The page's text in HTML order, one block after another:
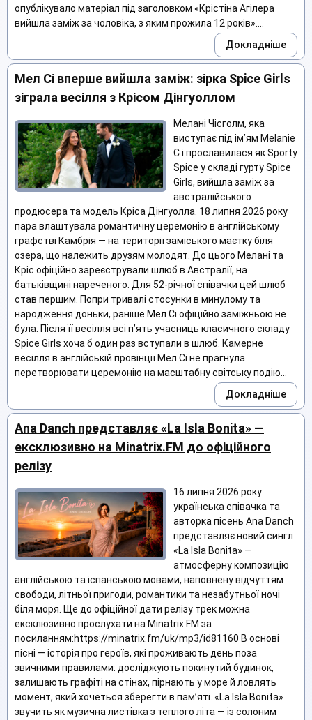
опублікувало матеріал під заголовком «Крістіна Агілера
вийшла заміж за чоловіка, з яким прожила 12 років»....
Докладніше
Мел Сі вперше вийшла заміж: зірка Spice Girls
зіграла весілля з Крісом Дінгуоллом
Мелані Чісголм, яка
виступає під ім’ям Melanie
C і прославилася як Sporty
Spice у складі гурту Spice
Girls, вийшла заміж за
австралійського
продюсера та модель Кріса Дінгуолла. 18 липня 2026 року
пара влаштувала романтичну церемонію в англійському
графстві Камбрія — на території заміського маєтку біля
озера, що належить друзям молодят. До цього Мелані та
Кріс офіційно зареєстрували шлюб в Австралії, на
батьківщині нареченого. Для 52-річної співачки цей шлюб
став першим. Попри тривалі стосунки в минулому та
народження доньки, раніше Мел Сі офіційно заміжньою не
була. Після її весілля всі п’ять учасниць класичного складу
Spice Girls хоча б один раз вступали в шлюб. Камерне
весілля в англійській провінції Мел Сі не прагнула
перетворювати церемонію на масштабну світську подію...
Докладніше
Ana Danch представляє «La Isla Bonita» —
ексклюзивно на Minatrix.FM до офіційного
релізу
16 липня 2026 року
українська співачка та
авторка пісень Ana Danch
представляє новий сингл
«La Isla Bonita» —
атмосферну композицію
англійською та іспанською мовами, наповнену відчуттям
свободи, літньої пригоди, романтики та незабутньої ночі
біля моря. Ще до офіційної дати релізу трек можна
ексклюзивно прослухати на Minatrix.FM за
посиланням:https://minatrix.fm/uk/mp3/id81160 В основі
пісні — історія про героїв, які проживають день поза
звичними правилами: досліджують покинутий будинок,
залишають графіті на стінах, пірнають у море й ловлять
момент, який хочеться зберегти в пам’яті. «La Isla Bonita»
звучить як музична листівка з теплого літа — із солоним